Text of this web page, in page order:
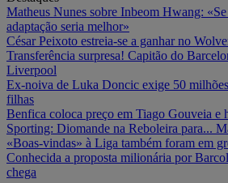
Matheus Nunes sobre Inbeom Hwang:
adaptação seria melhor»
César Peixoto estreia-se a ganhar no
Transferência surpresa! Capitão do
Liverpool
Ex-noiva de Luka Doncic exige 50
filhas
Benfica coloca preço em Tiago Gouveia e
Sporting: Diomande na Reboleira para...
«Boas-vindas» à Liga também foram em
Conhecida a proposta milionária por
chega